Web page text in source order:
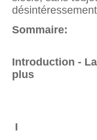
Sommaire:
Introduction -
plus
I